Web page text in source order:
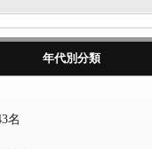
年代別分類
名